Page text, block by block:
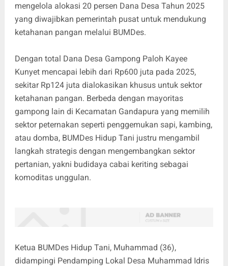
mengelola alokasi 20 persen Dana Desa Tahun 2025
yang diwajibkan pemerintah pusat untuk mendukung
ketahanan pangan melalui BUMDes.
Dengan total Dana Desa Gampong Paloh Kayee
Kunyet mencapai lebih dari Rp600 juta pada 2025,
sekitar Rp124 juta dialokasikan khusus untuk sektor
ketahanan pangan. Berbeda dengan mayoritas
gampong lain di Kecamatan Gandapura yang memilih
sektor peternakan seperti penggemukan sapi, kambing,
atau domba, BUMDes Hidup Tani justru mengambil
langkah strategis dengan mengembangkan sektor
pertanian, yakni budidaya cabai keriting sebagai
komoditas unggulan.
Ketua BUMDes Hidup Tani, Muhammad (36),
didampingi Pendamping Lokal Desa Muhammad Idris